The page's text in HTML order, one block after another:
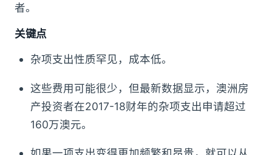
者。
关键点
杂项支出性质罕见，成本低。
这些费用可能很少，但最新数据显示，澳洲房
产投资者在2017-18财年的杂项支出申请超过
160万澳元。